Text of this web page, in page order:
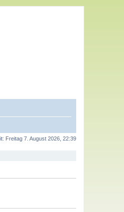
Freitag 7. August 2026, 22:39